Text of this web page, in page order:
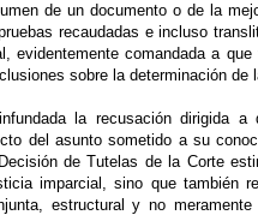
de un documento o de la
recaudadas e incluso
evidentemente comandada a
sobre la determinación de
la recusación dirigida
del asunto sometido a su
de Tutelas de la Corte
imparcial, sino que también
estructural y no